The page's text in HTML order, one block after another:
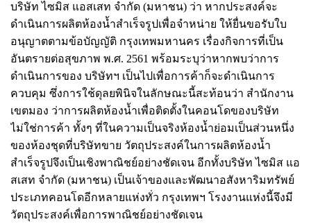
บริษัท ไซมิส แอสเสท จำกัด (มหาชน) ว่า หากประสงค์จะ
ดำเนินการผลิตห้องน้ำสำเร็จรูปเพื่อจำหน่าย ให้ยื่นขอรับใบ
อนุญาตตามข้อบัญญัติ กรุงเทพมหานคร เรื่องกิจการที่เป็น
อันตรายต่อสุขภาพ พ.ศ. 2561 พร้อมระบุว่าหากพบว่าการ
ดำเนินการของ บริษัทฯ เป็นไปเพื่อการค้าก็จะดำเนินการ
ควบคุม ซึ่งการใช้ดุลยพินิจในลักษณะนี้สะท้อนว่า สำนักงาน
เขตมอง ว่าการผลิตห้องน้ำเพื่อติดตั้งในคอนโดของบริษัท
ไม่ใช่การค้า ทั้งๆ ที่ในความเป็นจริงห้องน้ำย่อมเป็นส่วนหนึ่ง
ของห้องชุดที่บริษัทขาย วัตถุประสงค์ในการผลิตห้องน้ำ
สำเร็จรูปจึงเป็นเชิงพาณิชย์อย่างชัดเจน อีกทั้งบริษัท ไซมิส แอ
สเสท จำกัด (มหาชน) เป็นเจ้าของและพัฒนาอสังหาริมทรัพย์
ประเภทคอนโดอีกหลายแห่งทั่ว กรุงเทพฯ โรงงานแห่งนี้จึงมี
วัตถุประสงค์เพื่อการพาณิชย์อย่างชัดเจน